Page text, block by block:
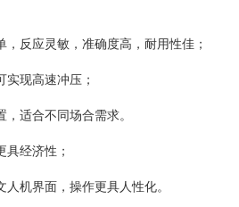
，反应灵敏，准确度高，耐用性佳；
实现高速冲压；
适合不同场合需求。
具经济性；
机界面，操作更具人性化。